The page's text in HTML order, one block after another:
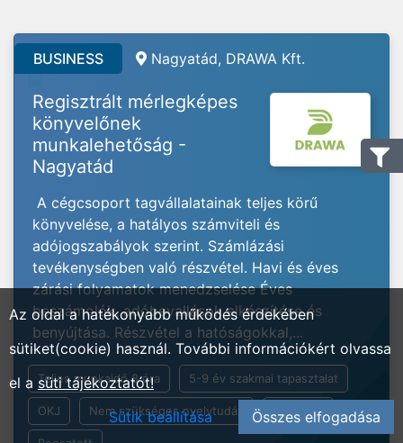
BUSINESS Nagyatád, DRAWA Kft.
Regisztrált mérlegképes
könyvelőnek
munkalehetőság -
Nagyatád
A cégcsoport tagvállalatainak teljes körű
könyvelése, a hatályos számviteli és
adójogszabályok szerint. Számlázási
tevékenységben való részvétel. Havi és éves
zárási folyamatok menedzselése Éves
beszámolók, adóbevallások elkészítése és
benyújtása. Részvétel a hatóságokkal,...
Teljes munkaidő 8 óra 5-9 év szakmai tapasztalat
OKJ Nem szükséges nyelvtudás Általános
Az oldal a hatékonyabb működés érdekében
sütiket(cookie) használ. További információkért olvassa
el a süti tájékoztatót!
Sütik beállítása
Összes elfogadása